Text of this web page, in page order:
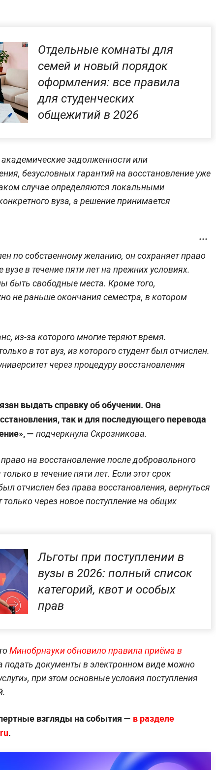
Отдельные комнаты для
семей и новый порядок
оформления: все правила
для студенческих
общежитий в 2026
задолженности или
безусловных гарантий на восстановление уже
случае определяются локальными
вуза, а решение принимается
по собственному желанию, он сохраняет право
в течение пяти лет на прежних условиях.
быть свободные места. Кроме того,
не раньше окончания семестра, в котором
из-за которого многие теряют время.
в тот вуз, из которого студент был отчислен.
через процедуру восстановления
выдать справку об обучении. Она
так и для последующего перевода
— подчеркнула Скрозникова.
на восстановление после добровольного
в течение пяти лет. Если этот срок
отчислен без права восстановления, вернуться
через новое поступление на общих
Льготы при поступлении в
вузы в 2026: полный список
категорий, квот и особых
прав
Минобрнауки обновило правила приёма в
подать документы в электронном виде можно
при этом основные условия поступления
взгляды на события — в разделе
.